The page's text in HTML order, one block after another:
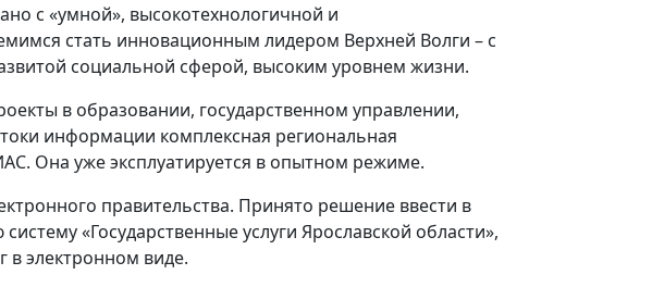
с «умной», высокотехнологичной и
стать инновационным лидером Верхней Волги – с
социальной сферой, высоким уровнем жизни.
в образовании, государственном управлении,
информации комплексная региональная
Она уже эксплуатируется в опытном режиме.
правительства. Принято решение ввести в
«Государственные услуги Ярославской области»,
в электронном виде.